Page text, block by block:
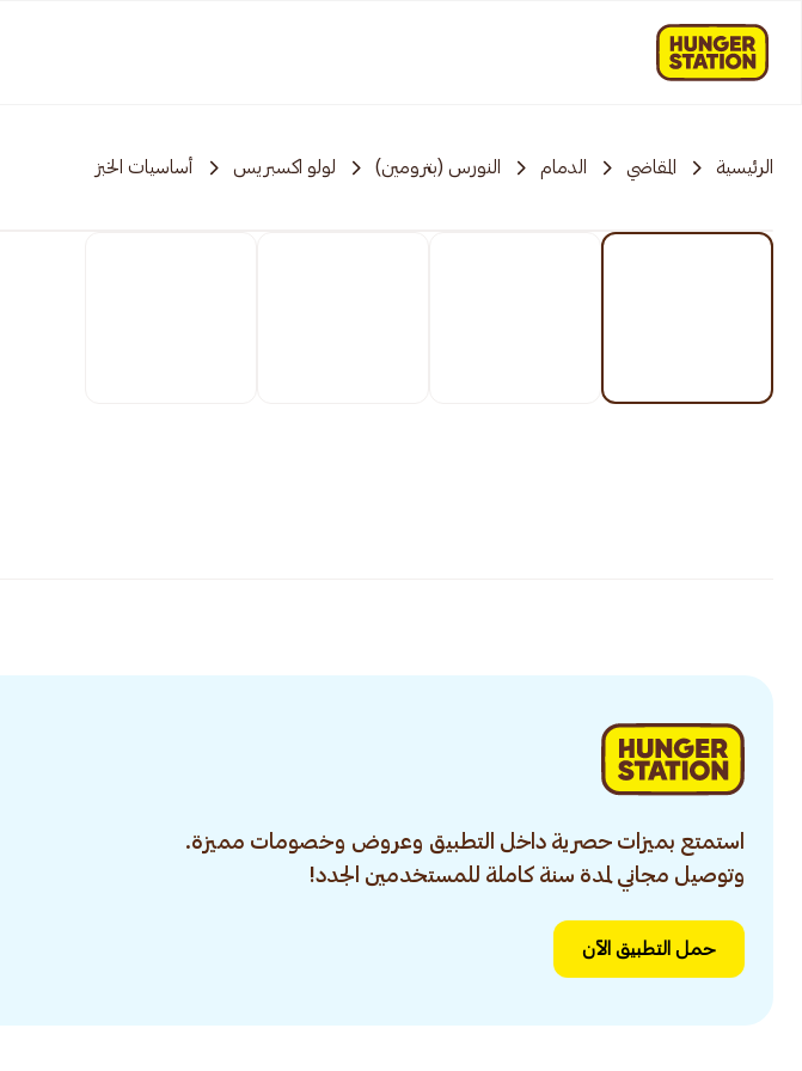
الرئيسية المقاضي الدمام النورس (بترومين) لولو اكسبريس أساسيات الخبز
استمتع بميزات حصرية داخل التطبيق وعروض وخصومات مميزة.
وتوصيل مجاني لمدة سنة كاملة للمستخدمين الجدد!
حمل التطبيق الآن